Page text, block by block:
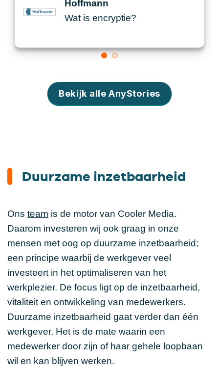
Hoffmann
Wat is encryptie?
Bekijk alle AnyStories
Duurzame inzetbaarheid
Ons team is de motor van Cooler Media.
Daarom investeren wij ook graag in onze
mensen met oog op duurzame inzetbaarheid;
een principe waarbij de werkgever veel
investeert in het optimaliseren van het
werkplezier. De focus ligt op de inzetbaarheid,
vitaliteit en ontwikkeling van medewerkers.
Duurzame inzetbaarheid gaat verder dan één
werkgever. Het is de mate waarin een
medewerker door zijn of haar gehele loopbaan
wil en kan blijven werken.